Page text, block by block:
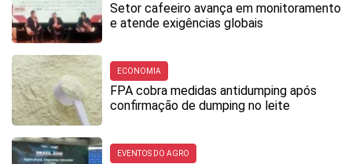
Setor cafeeiro avança em monitoramento
e atende exigências globais
ECONOMIA
FPA cobra medidas antidumping após
confirmação de dumping no leite
EVENTOS DO AGRO